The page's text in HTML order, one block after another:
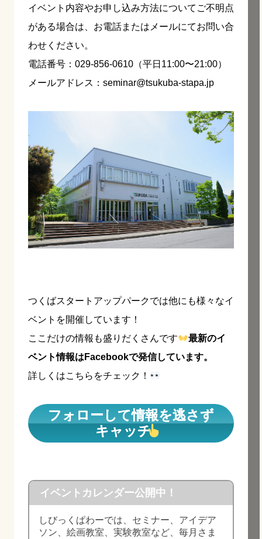
イベント内容やお申し込み方法についてご不明点
がある場合は、お電話またはメールにてお問い合
わせください。
電話番号：029-856-0610（平日11:00〜21:00）
メールアドレス：seminar@tsukuba-stapa.jp
つくばスタートアップパークでは他にも様々なイ
ベントを開催しています！
ここだけの情報も盛りだくさんです
最新のイ
ベント情報はFacebookで発信しています。
詳しくはこちらをチェック！
フォローして情報を逃さず
キャッチ
イベントカレンダー公開中！
しびっくぱわーでは、セミナー、アイデア
ソン、絵画教室、実験教室など、毎月さま